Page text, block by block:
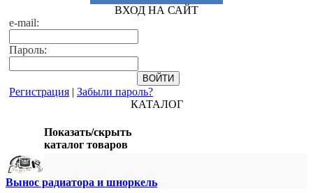
ВХОД НА САЙТ
e-mail:
Пароль:
Регистрация | Забыли пароль?
КАТАЛОГ
Показать/скрыть
каталог товаров
Вынос радиатора и шноркель